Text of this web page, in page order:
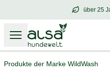
über 25
Produkte der Marke WildWash